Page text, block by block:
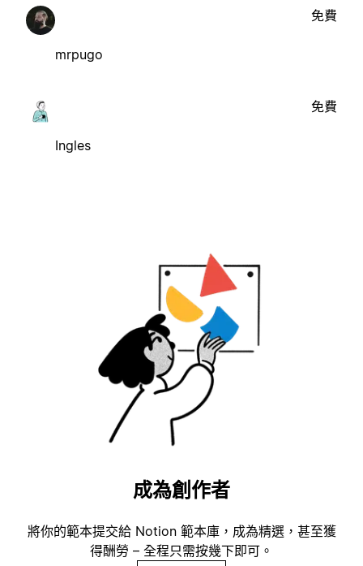
mrpugo
免費
Ingles
免費
成為創作者
將你的範本提交給 Notion 範本庫，成為精選，甚至獲
得酬勞 – 全程只需按幾下即可。